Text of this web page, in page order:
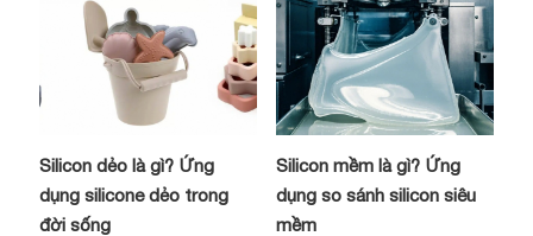
Silicon dẻo là gì? Ứng
dụng silicone dẻo trong
đời sống
Silicon mềm là gì? Ứng
dụng so sánh silicon siêu
mềm